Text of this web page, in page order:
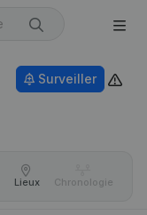
Surveiller
Lieux Chronologie